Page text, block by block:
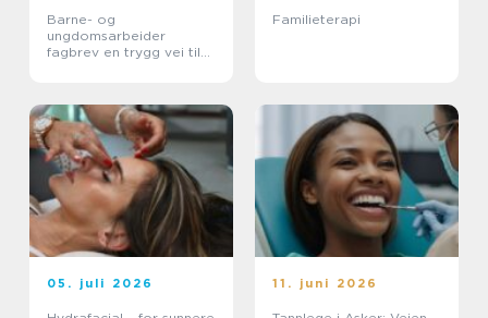
Barne- og
ungdomsarbeider
fagbrev en trygg vei til
Familieterapi
05. juli 2026 11. juni 2026